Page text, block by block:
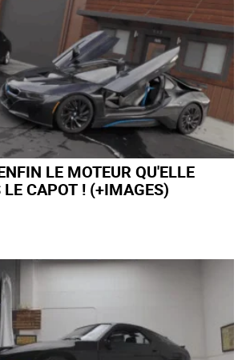
LE MOTEUR QU'ELLE
LE CAPOT ! (+IMAGES)